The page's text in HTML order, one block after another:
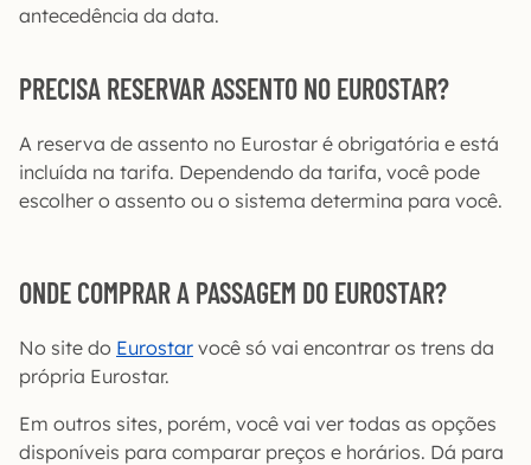
antecedência da data.
PRECISA RESERVAR ASSENTO NO EUROSTAR?
A reserva de assento no Eurostar é obrigatória e está
incluída na tarifa. Dependendo da tarifa, você pode
escolher o assento ou o sistema determina para você.
ONDE COMPRAR A PASSAGEM DO EUROSTAR?
No site do Eurostar você só vai encontrar os trens da
própria Eurostar.
Em outros sites, porém, você vai ver todas as opções
disponíveis para comparar preços e horários. Dá para